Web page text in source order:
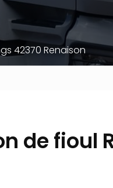
42370 Renaison
de fioul